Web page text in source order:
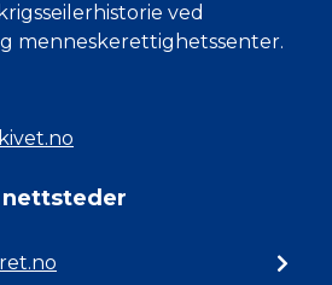
ved
menneskerettighetssenter.